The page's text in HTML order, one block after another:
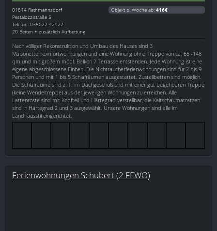
01814 Rathmannsdorf
Pestalozzistraße 5
Telefon: 035022-42922
20 Betten + zusätzlich Aufbettung
Objekt p. Woche ab: 416€
Nach völliger Rekonstruktion und Umbau des Hauses sind 3
Maisonettenkomfortwohnungen und eine Wohnung ohne Treppe von ca. 65 -148
qm und mit großem möbl. Balkon 7 Terrasse entstanden. Jede Wohnung ist eine
eigene abgeschlossene Einheit. Die Nichtraucherferienwohnungen sind für 2 bis 9
Personen und mit 1 bis 5 Schlafräumen ausgestattet. Zustellbetten sind möglich.
Die Schlafräume sind z. T. im Dachgeschoß und mit einer gut begehbaren Treppe
(keine Wendeltreppe) aus der jeweiligen Wohnungen zu erreichen. Alle
Lattenroste sind mit Kopfteil und Härtegrad verstellbar, die Kaltschaumatratzen
sind in Härtegrad 2 und 3 ausgewählt. Unsere Wohnungen sind alle im
Landhausstil eingerichtet.
Ferienwohnungen Schubert (2 FEWO)